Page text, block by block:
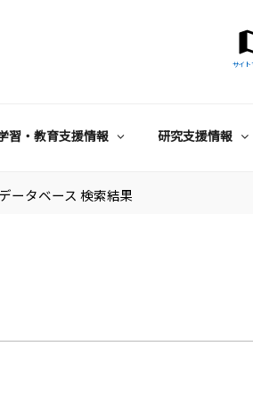
サイト
習・教育支援情報 研究支援情報
ータベース 検索結果